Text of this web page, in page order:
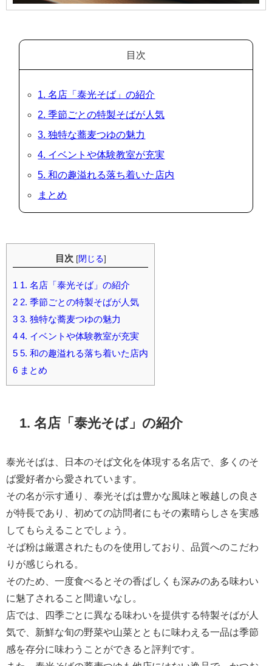
目次
1. 名店「泰光そば」の紹介
2. 季節ごとの特製そばが人気
3. 独特な蕎麦つゆの魅力
4. イベントや体験教室が充実
5. 和の趣溢れる落ち着いた店内
まとめ
目次 [閉じる]
1 1. 名店「泰光そば」の紹介
2 2. 季節ごとの特製そばが人気
3 3. 独特な蕎麦つゆの魅力
4 4. イベントや体験教室が充実
5 5. 和の趣溢れる落ち着いた店内
6 まとめ
1. 名店「泰光そば」の紹介
泰光そばは、日本のそば文化を体現する名店で、多くのそ
ば愛好者から愛されています。
その名が示す通り、泰光そばは豊かな風味と喉越しの良さ
が特長であり、初めての訪問者にもその素晴らしさを実感
してもらえることでしょう。
そば粉は厳選されたものを使用しており、品質へのこだわ
りが感じられる。
そのため、一度食べるとその香ばしくも深みのある味わい
に魅了されること間違いなし。
店では、四季ごとに異なる味わいを提供する特製そばが人
気で、新鮮な旬の野菜や山菜とともに味わえる一品は季節
感を存分に味わうことができると評判です。